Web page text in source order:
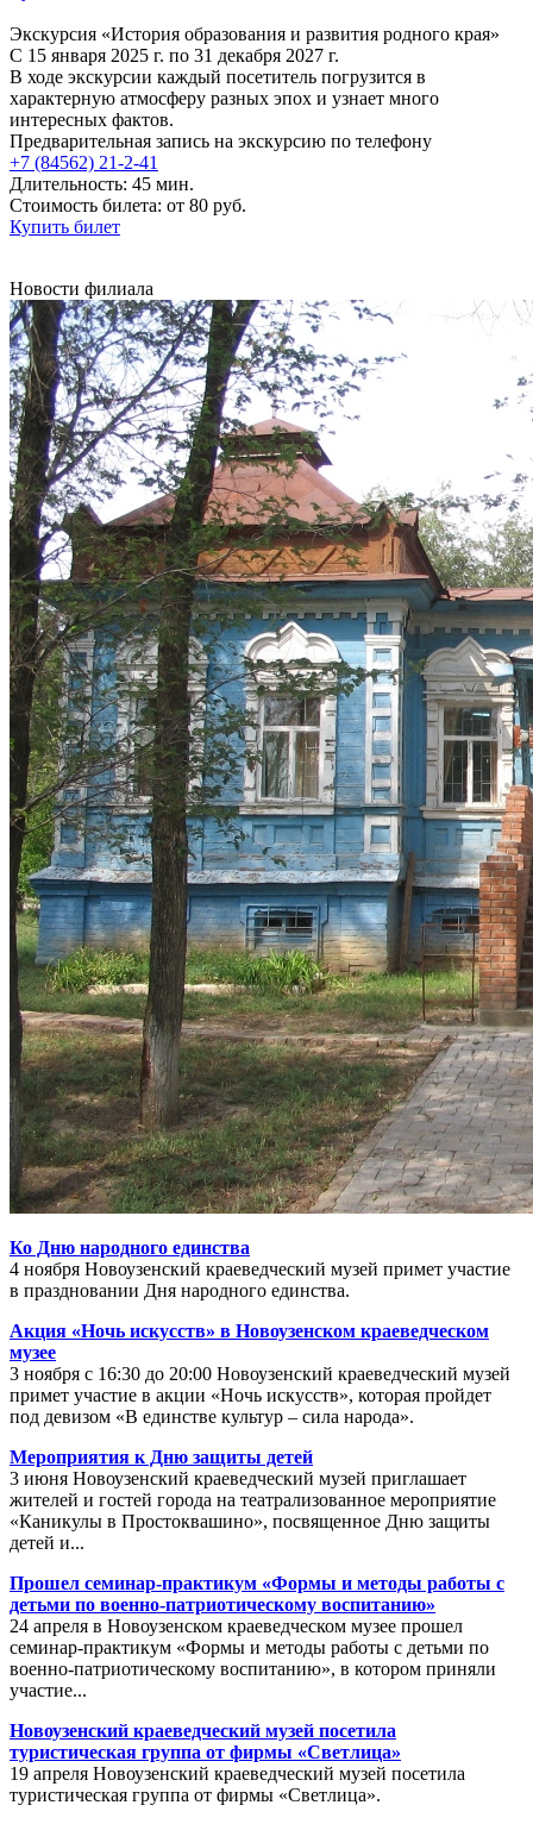
Экскурсия «История образования и развития родного края»
С 15 января 2025 г. по 31 декабря 2027 г.
В ходе экскурсии каждый посетитель погрузится в
характерную атмосферу разных эпох и узнает много
интересных фактов.
Предварительная запись на экскурсию по телефону
+7 (84562) 21-2-41
Длительность: 45 мин.
Стоимость билета: от 80 руб.
Купить билет
Новости филиала
Ко Дню народного единства
4 ноября Новоузенский краеведческий музей примет участие
в праздновании Дня народного единства.
Акция «Ночь искусств» в Новоузенском краеведческом
музее
3 ноября с 16:30 до 20:00 Новоузенский краеведческий музей
примет участие в акции «Ночь искусств», которая пройдет
под девизом «В единстве культур – сила народа».
Мероприятия к Дню защиты детей
3 июня Новоузенский краеведческий музей приглашает
жителей и гостей города на театрализованное мероприятие
«Каникулы в Простоквашино», посвященное Дню защиты
детей и...
Прошел семинар-практикум «Формы и методы работы с
детьми по военно-патриотическому воспитанию»
24 апреля в Новоузенском краеведческом музее прошел
семинар-практикум «Формы и методы работы с детьми по
военно-патриотическому воспитанию», в котором приняли
участие...
Новоузенский краеведческий музей посетила
туристическая группа от фирмы «Светлица»
19 апреля Новоузенский краеведческий музей посетила
туристическая группа от фирмы «Светлица».